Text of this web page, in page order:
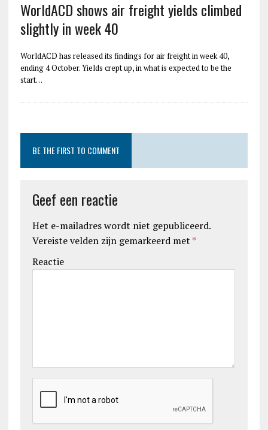
WorldACD shows air freight yields climbed
slightly in week 40
WorldACD has released its findings for air freight in week 40,
ending 4 October. Yields crept up, in what is expected to be the
start…
BE THE FIRST TO COMMENT
Geef een reactie
Het e-mailadres wordt niet gepubliceerd.
Vereiste velden zijn gemarkeerd met *
Reactie